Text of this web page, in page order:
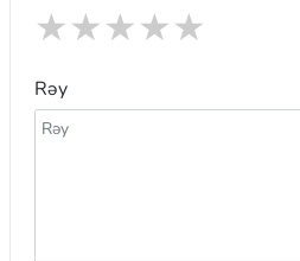
★
★
★
★
★
Rəy